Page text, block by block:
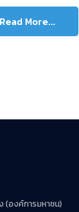
Read More...
องค์การมหาชน)